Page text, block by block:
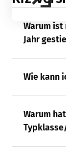
Warum ist
Jahr
Wie kann
Warum